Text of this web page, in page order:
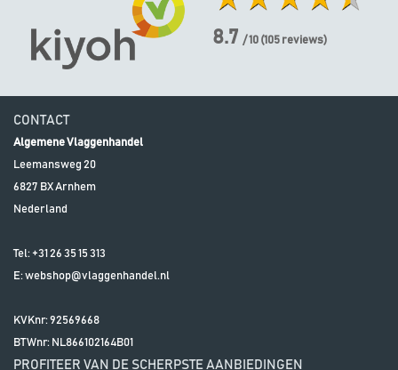
8.7 / 10 (105 reviews)
CONTACT
Algemene Vlaggenhandel
Leemansweg 20
6827 BXArnhem
Nederland
Tel: +31 26 35 15 313
E:webshop@vlaggenhandel.nl
KVKnr: 92569668
BTWnr: NL866102164B01
PROFITEER VAN DE SCHERPSTE AANBIEDINGEN